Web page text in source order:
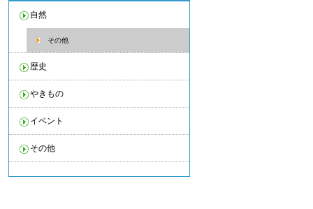
自然
その他
歴史
やきもの
イベント
その他